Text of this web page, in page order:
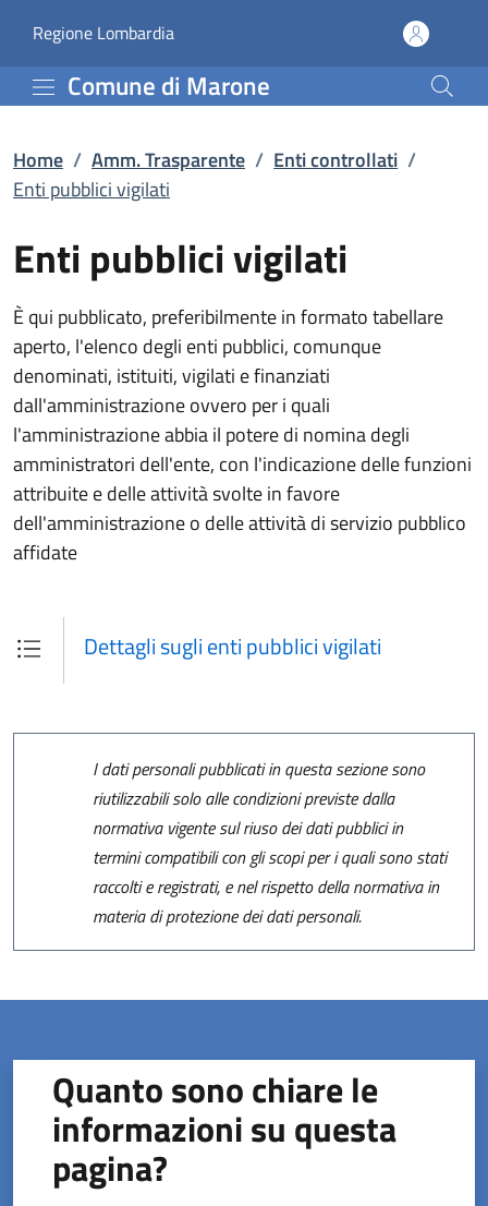
Enti pubblici vigilati |
Regione Lombardia(apre in un'altra scheda).
Comune di Marone
Home / Amm. Trasparente / Enti controllati /
Enti pubblici vigilati
Enti pubblici vigilati
È qui pubblicato, preferibilmente in formato tabellare
aperto, l'elenco degli enti pubblici, comunque
denominati, istituiti, vigilati e finanziati
dall'amministrazione ovvero per i quali
l'amministrazione abbia il potere di nomina degli
amministratori dell'ente, con l'indicazione delle funzioni
attribuite e delle attività svolte in favore
dell'amministrazione o delle attività di servizio pubblico
affidate
Dettagli sugli enti pubblici vigilati
I dati personali pubblicati in questa sezione sono
riutilizzabili solo alle condizioni previste dalla
normativa vigente sul riuso dei dati pubblici in
termini compatibili con gli scopi per i quali sono stati
raccolti e registrati, e nel rispetto della normativa in
materia di protezione dei dati personali.
Quanto sono chiare le
informazioni su questa
pagina?